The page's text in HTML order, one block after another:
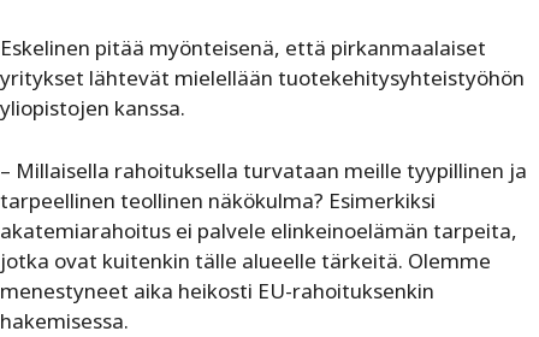
Eskelinen pitää myönteisenä, että pirkanmaalaiset
yritykset lähtevät mielellään tuotekehitysyhteistyöhön
yliopistojen kanssa.
– Millaisella rahoituksella turvataan meille tyypillinen ja
tarpeellinen teollinen näkökulma? Esimerkiksi
akatemiarahoitus ei palvele elinkeinoelämän tarpeita,
jotka ovat kuitenkin tälle alueelle tärkeitä. Olemme
menestyneet aika heikosti EU-rahoituksenkin
hakemisessa.